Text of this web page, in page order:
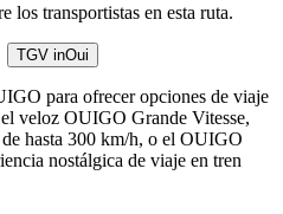
los transportistas en esta ruta.
TGV inOui
para ofrecer opciones de viaje
veloz OUIGO Grande Vitesse,
hasta 300 km/h, o el OUIGO
nostálgica de viaje en tren